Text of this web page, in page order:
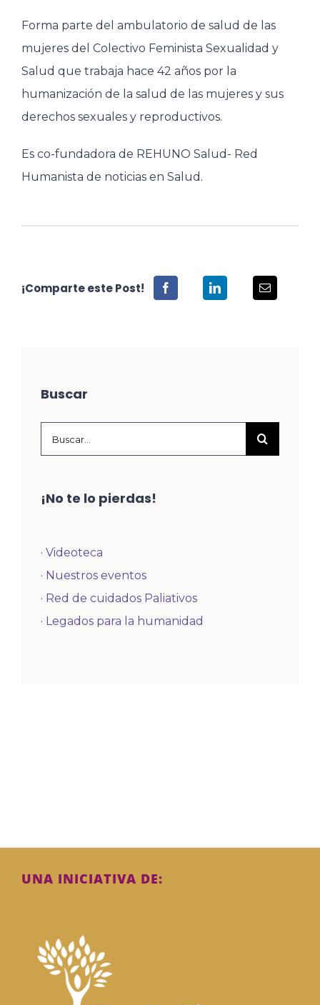
Forma parte del ambulatorio de salud de las
mujeres del Colectivo Feminista Sexualidad y
Salud que trabaja hace 42 años por la
humanización de la salud de las mujeres y sus
derechos sexuales y reproductivos.
Es co-fundadora de REHUNO Salud- Red
Humanista de noticias en Salud.
¡Comparte este Post!
Buscar
¡No te lo pierdas!
·Videoteca
· Nuestros eventos
· Red de cuidados Paliativos
· Legados para la humanidad
UNA INICIATIVA DE: